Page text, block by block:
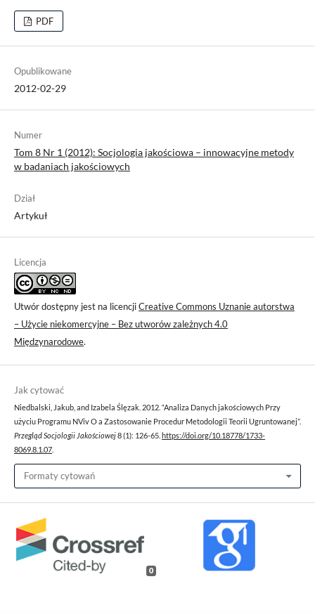
PDF
Opublikowane
2012-02-29
Numer
Tom 8 Nr 1 (2012): Socjologia jakościowa – innowacyjne metody
w badaniach jakościowych
Dział
Artykuł
Licencja
Utwór dostępny jest na licencjiCreative Commons Uznanie autorstwa
– Użycie niekomercyjne – Bez utworów zależnych 4.0
Międzynarodowe.
Jak cytować
Niedbalski, Jakub, and Izabela Ślęzak. 2012. “Analiza Danych jakościowych Przy
użyciu Programu NViv O a Zastosowanie Procedur Metodologii Teorii Ugruntowanej”.
Przegląd Socjologii Jakościowej8 (1): 126-65. https://doi.org/10.18778/1733-
8069.8.1.07
Formaty cytowań
0